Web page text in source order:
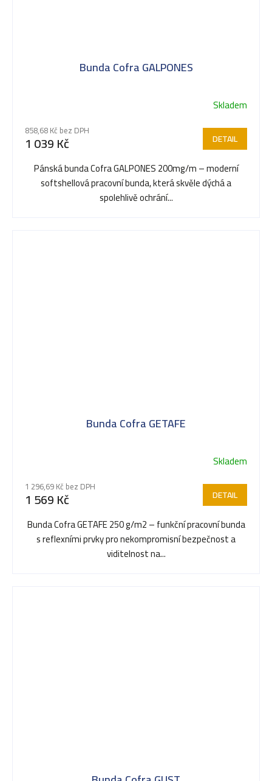
Bunda Cofra GALPONES
Skladem
858,68 Kč bez DPH
1 039 Kč DETAIL
Pánská bunda Cofra GALPONES 200mg/m – moderní
softshellová pracovní bunda, která skvěle dýchá a
spolehlivě ochrání...
Bunda Cofra GETAFE
Skladem
1 296,69 Kč bez DPH
1 569 Kč DETAIL
Bunda Cofra GETAFE 250 g/m2 – funkční pracovní bunda
s reflexními prvky pro nekompromisní bezpečnost a
viditelnost na...